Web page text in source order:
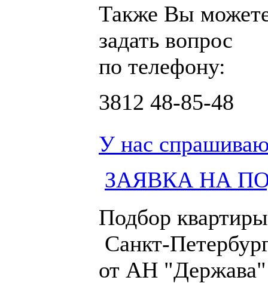
Также Вы
задать вопрос
по телефону:
3812 48-85-48
У нас
ЗАЯВКА НА
Подбор
Санкт-
от АН "Держава"